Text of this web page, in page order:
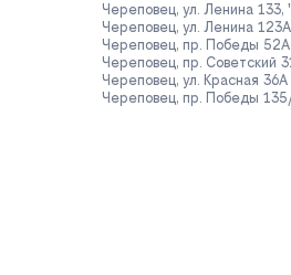
Череповец, ул. Ленина
Череповец, ул. Ленина 123А
Череповец, пр. Победы 52А
Череповец, пр. Советский
Череповец, ул. Красная 36А
Череповец, пр. Победы